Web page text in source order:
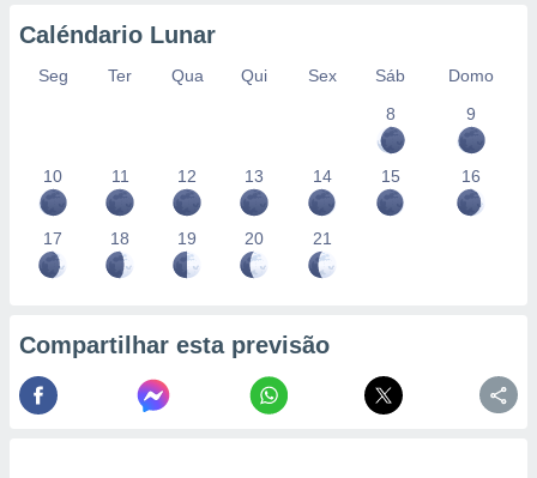
Caléndario Lunar
Seg Ter Qua Qui Sex Sáb
Domo
8
9
10 11 12 13 14 15 16
17 18 19 20 21
Compartilhar esta previsão